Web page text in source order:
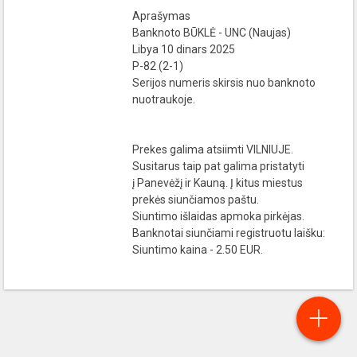
Aprašymas
Banknoto BŪKLĖ - UNC (Naujas)
Libya 10 dinars 2025
P-82 (2-1)
Serijos numeris skirsis nuo banknoto
nuotraukoje.
Prekes galima atsiimti VILNIUJE.
Susitarus taip pat galima pristatyti
į Panevėžį ir Kauną. Į kitus miestus
prekės siunčiamos paštu.
Siuntimo išlaidas apmoka pirkėjas.
Banknotai siunčiami registruotu laišku:
Siuntimo kaina - 2.50 EUR.